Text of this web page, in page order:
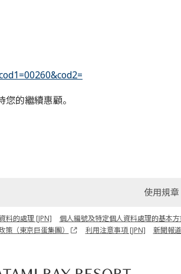
的繼續惠顧。
使用規章
料的處理 [JPN] 個人編號及特定個人資料處理的基本方
策（東京巨蛋集團） 利用注意事項 [JPN] 新聞報